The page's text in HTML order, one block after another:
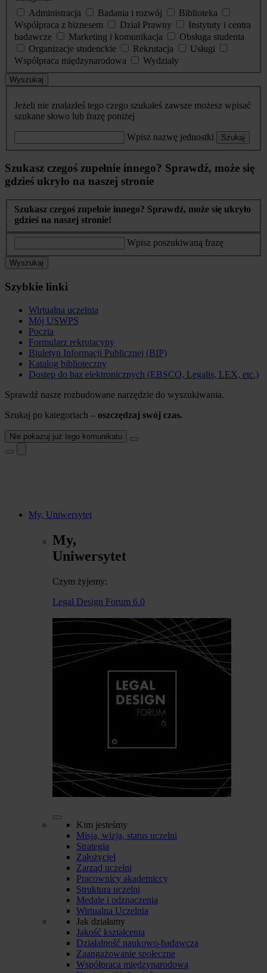
Administracja
Badania i rozwój
Biblioteka
Współpraca z biznesem
Dział Prawny
Instytuty i centra
badawcze
Marketing i komunikacja
Obsługa studenta
Organizacje studenckie
Rekrutacja
Usługi
Współpraca międzynarodowa
Wydziały
Wyszukaj
Jeżeli nie znalazłeś tego czego szukałeś zawsze możesz wpisać
szukane słowo lub frazę poniżej
Wpisz nazwę jednostki Szukaj
Szukasz czegoś zupełnie innego? Sprawdź, może się
gdzieś ukryło na naszej stronie
Szukasz czegoś zupełnie innego? Sprawdź, może się ukryło
gdzieś na naszej stronie!
Wpisz poszukiwaną frazę
Wyszukaj
Szybkie linki
Wirtualna uczelnia
Mój USWPS
Poczta
Formularz rekrutacyny
Biuletyn Informacji Publicznej (BIP)
Katalog biblioteczny
Dostęp do baz elektronicznych (EBSCO, Legalis, LEX, etc.)
Sprawdź nasze rozbudowane narzędzie do wyszukiwania.
Szukaj po kategoriach – oszczędzaj swój czas.
Nie pokazuj już tego komunikatu
My, Uniwersytet
My,
Uniwersytet
Czym żyjemy:
Legal Design Forum 6.0
Kim jesteśmy
Misja, wizja, status uczelni
Strategia
Założyciel
Zarząd uczelni
Pracownicy akademiccy
Struktura uczelni
Medale i odznaczenia
Wirtualna Uczelnia
Jak działamy
Jakość kształcenia
Działalność naukowo-badawcza
Zaangażowanie społeczne
Współpraca międzynarodowa